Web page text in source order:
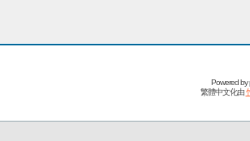
Powered by
繁體中文化由